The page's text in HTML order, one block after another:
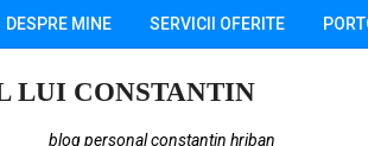
DESPRE MINE SERVICII OFERITE
LUI CONSTANTIN
blog personal constantin hriban